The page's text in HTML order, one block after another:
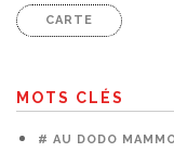
CARTE
MOTS CLÉS
# AU DODO